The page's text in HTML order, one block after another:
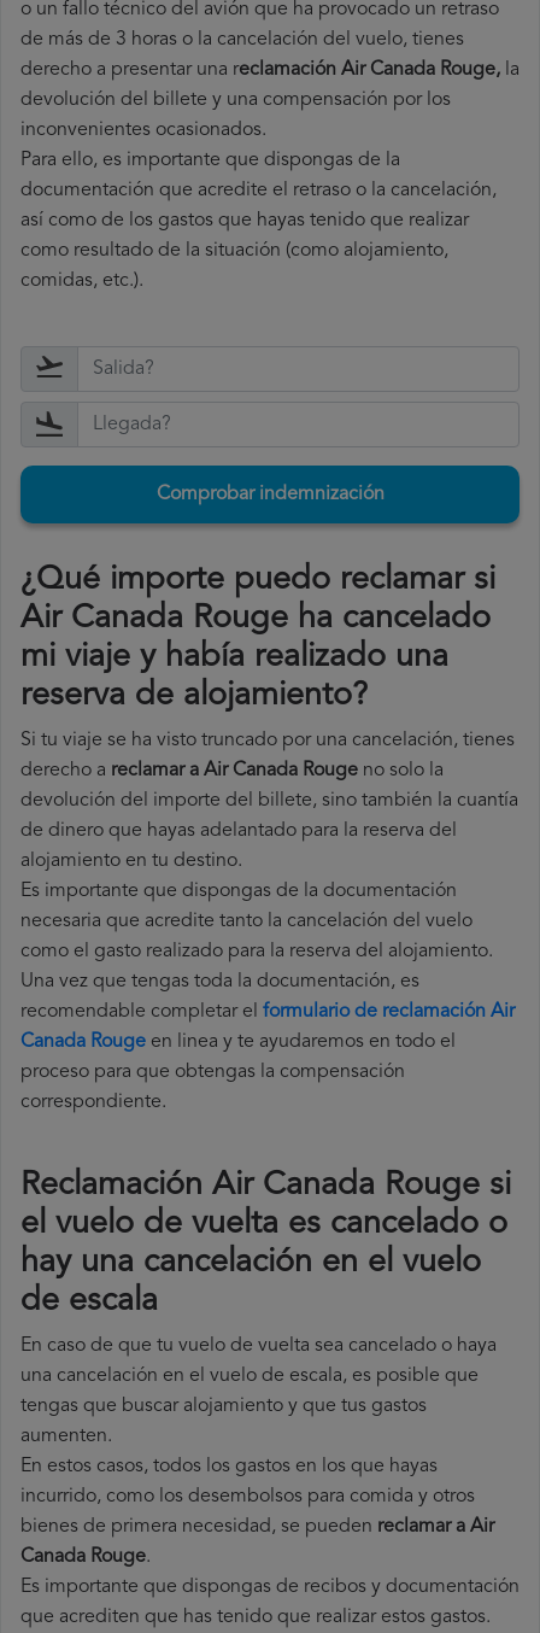
o un fallo técnico del avión que ha provocado un retraso
de más de 3 horas o la cancelación del vuelo, tienes
derecho a presentar una reclamación Air Canada Rouge, la
devolución del billete y una compensación por los
inconvenientes ocasionados.
Para ello, es importante que dispongas de la
documentación que acredite el retraso o la cancelación,
así como de los gastos que hayas tenido que realizar
como resultado de la situación (como alojamiento,
comidas, etc.).
Comprobar indemnización
¿Qué importe puedo reclamar si
Air Canada Rouge ha cancelado
mi viaje y había realizado una
reserva de alojamiento?
Si tu viaje se ha visto truncado por una cancelación, tienes
derecho a reclamar a Air Canada Rouge no solo la
devolución del importe del billete, sino también la cuantía
de dinero que hayas adelantado para la reserva del
alojamiento en tu destino.
Es importante que dispongas de la documentación
necesaria que acredite tanto la cancelación del vuelo
como el gasto realizado para la reserva del alojamiento.
Una vez que tengas toda la documentación, es
recomendable completar el formulario de reclamación Air
Canada Rouge en linea y te ayudaremos en todo el
proceso para que obtengas la compensación
correspondiente.
Reclamación Air Canada Rouge si
el vuelo de vuelta es cancelado o
hay una cancelación en el vuelo
de escala
En caso de que tu vuelo de vuelta sea cancelado o haya
una cancelación en el vuelo de escala, es posible que
tengas que buscar alojamiento y que tus gastos
aumenten.
En estos casos, todos los gastos en los que hayas
incurrido, como los desembolsos para comida y otros
bienes de primera necesidad, se pueden reclamar a Air
Canada Rouge.
Es importante que dispongas de recibos y documentación
que acrediten que has tenido que realizar estos gastos.